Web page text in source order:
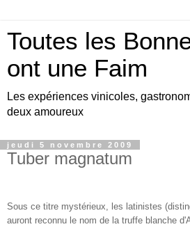
Toutes les
ont une Faim
Les expériences vinicoles,
deux amoureux
jeudi 5 novembre 2009
Tuber magnatum
Sous ce titre mystérieux, les latinistes
auront reconnu le nom de la truffe blanche